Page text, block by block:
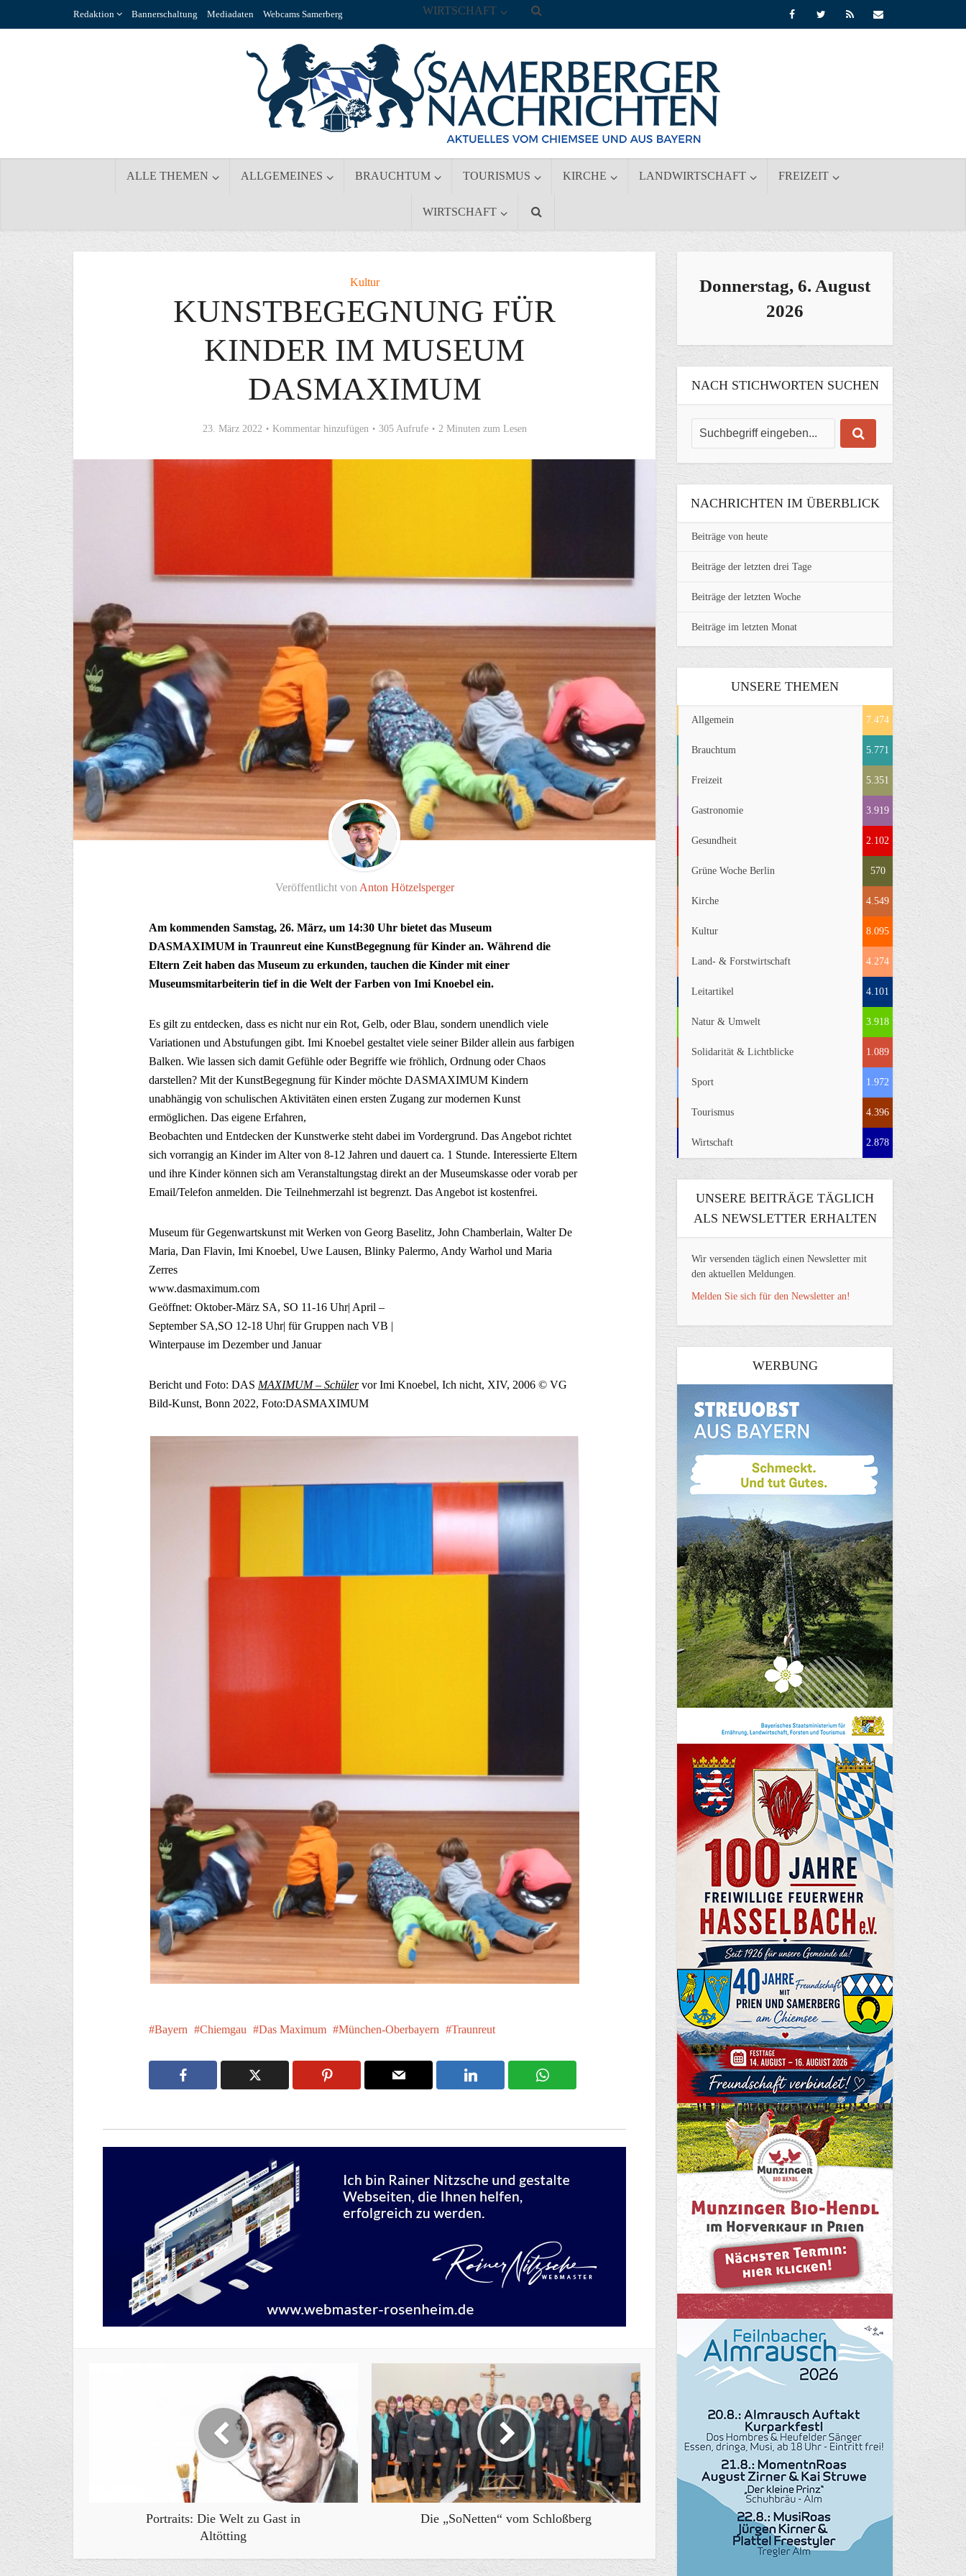
Redaktion Bannerschaltung Mediadaten Webcams Samerberg
ALLE THEMEN ALLGEMEINES BRAUCHTUM TOURISMUS KIRCHE LANDWIRTSCHAFT FREIZEIT
WIRTSCHAFT
WIRTSCHAFT
Kultur
KUNSTBEGEGNUNG FÜR
KINDER IM MUSEUM
DASMAXIMUM
23. März 2022 Kommentar hinzufügen 305 Aufrufe 2 Minuten zum Lesen
Veröffentlicht von Anton Hötzelsperger
Am kommenden Samstag, 26. März, um 14:30 Uhr bietet das Museum
DASMAXIMUM in Traunreut eine KunstBegegnung für Kinder an. Während die
Eltern Zeit haben das Museum zu erkunden, tauchen die Kinder mit einer
Museumsmitarbeiterin tief in die Welt der Farben von Imi Knoebel ein.
Es gilt zu entdecken, dass es nicht nur ein Rot, Gelb, oder Blau, sondern unendlich viele
Variationen und Abstufungen gibt. Imi Knoebel gestaltet viele seiner Bilder allein aus farbigen
Balken. Wie lassen sich damit Gefühle oder Begriffe wie fröhlich, Ordnung oder Chaos
darstellen? Mit der KunstBegegnung für Kinder möchte DASMAXIMUM Kindern
unabhängig von schulischen Aktivitäten einen ersten Zugang zur modernen Kunst
ermöglichen. Das eigene Erfahren,
Beobachten und Entdecken der Kunstwerke steht dabei im Vordergrund. Das Angebot richtet
sich vorrangig an Kinder im Alter von 8-12 Jahren und dauert ca. 1 Stunde. Interessierte Eltern
und ihre Kinder können sich am Veranstaltungstag direkt an der Museumskasse oder vorab per
Email/Telefon anmelden. Die Teilnehmerzahl ist begrenzt. Das Angebot ist kostenfrei.
Museum für Gegenwartskunst mit Werken von Georg Baselitz, John Chamberlain, Walter De
Maria, Dan Flavin, Imi Knoebel, Uwe Lausen, Blinky Palermo, Andy Warhol und Maria
Zerres
www.dasmaximum.com
Geöffnet: Oktober-März SA, SO 11-16 Uhr| April –
September SA,SO 12-18 Uhr| für Gruppen nach VB |
Winterpause im Dezember und Januar
Bericht und Foto: DAS MAXIMUM – Schülervor Imi Knoebel, Ich nicht, XIV, 2006 © VG
Bild-Kunst, Bonn 2022, Foto:DASMAXIMUM
Bayern Chiemgau Das Maximum München-Oberbayern Traunreut
Portraits: Die Welt zu Gast in
Altötting
Die „SoNetten“ vom Schloßberg
Donnerstag, 6. August
2026
NACH STICHWORTEN SUCHEN
NACHRICHTEN IM ÜBERBLICK
Beiträge von heute
Beiträge der letzten drei Tage
Beiträge der letzten Woche
Beiträge im letzten Monat
UNSERE THEMEN
Allgemein 7.474
Brauchtum 5.771
Freizeit 5.351
Gastronomie 3.919
Gesundheit 2.102
Grüne Woche Berlin 570
Kirche 4.549
Kultur 8.095
Land- & Forstwirtschaft 4.274
Leitartikel 4.101
Natur & Umwelt 3.918
Solidarität & Lichtblicke 1.089
Sport 1.972
Tourismus 4.396
Wirtschaft 2.878
UNSERE BEITRÄGE TÄGLICH
ALS NEWSLETTER ERHALTEN
Wir versenden täglich einen Newsletter mit
den aktuellen Meldungen.
Melden Sie sich für den Newsletter an!
WERBUNG